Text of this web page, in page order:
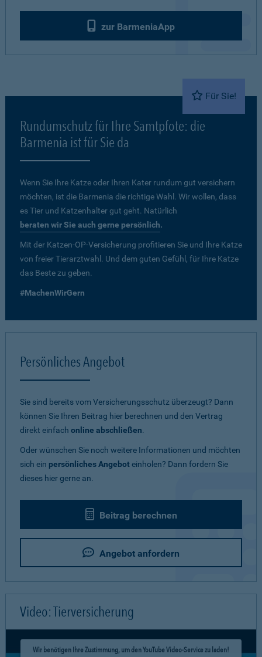
zur BarmeniaApp
Für Sie!
Rundumschutz für Ihre Samtpfote: die
Barmenia ist für Sie da
Wenn Sie Ihre Katze oder Ihren Kater rundum gut versichern
möchten, ist die Barmenia die richtige Wahl. Wir wollen, dass
es Tier und Katzenhalter gut geht. Natürlich
beraten wir Sie auch gerne persönlich.
Mit der Katzen-OP-Versicherung profitieren Sie und Ihre Katze
von freier Tierarztwahl. Und dem guten Gefühl, für Ihre Katze
das Beste zu geben.
#MachenWirGern
Persönliches Angebot
Sie sind bereits vom Versicherungsschutz überzeugt? Dann
können Sie Ihren Beitrag hier berechnen und den Vertrag
direkt einfach online abschließen.
Oder wünschen Sie noch weitere Informationen und möchten
sich ein persönliches Angeboteinholen? Dann fordern Sie
dieses hier gerne an.
Beitrag berechnen
Angebot anfordern
Video: Tierversicherung
Wir benötigen Ihre Zustimmung, um den YouTube Video-Service zu laden!